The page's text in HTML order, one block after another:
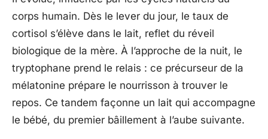
corps humain. Dès le lever du jour, le taux de
cortisol s’élève dans le lait, reflet du réveil
biologique de la mère. À l’approche de la nuit, le
tryptophane prend le relais : ce précurseur de la
mélatonine prépare le nourrisson à trouver le
repos. Ce tandem façonne un lait qui accompagne
le bébé, du premier bâillement à l’aube suivante.